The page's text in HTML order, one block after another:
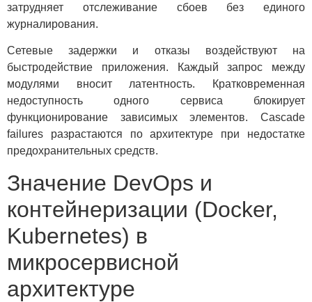
затрудняет отслеживание сбоев без единого
журналирования.
Сетевые задержки и отказы воздействуют на
быстродействие приложения. Каждый запрос между
модулями вносит латентность. Кратковременная
недоступность одного сервиса блокирует
функционирование зависимых элементов. Cascade
failures разрастаются по архитектуре при недостатке
предохранительных средств.
Значение DevOps и
контейнеризации (Docker,
Kubernetes) в
микросервисной
архитектуре